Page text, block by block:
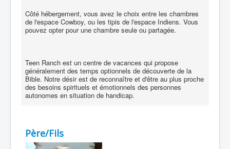
Côté hébergement, vous avez le choix entre les chambres
de l'espace Cowboy, ou les tipis de l'espace Indiens. Vous
pouvez opter pour une chambre seule ou partagée.
Teen Ranch est un centre de vacances qui propose
généralement des temps optionnels de découverte de la
Bible. Notre désir est de reconnaître et d'être au plus proche
des besoins spirituels et émotionnels des personnes
autonomes en situation de handicap.
Père/Fils